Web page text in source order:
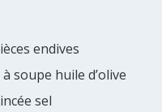
endives
à soupe huile d’olive
sel